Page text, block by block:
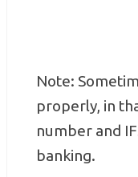
Note:
properly, in
number and
banking.